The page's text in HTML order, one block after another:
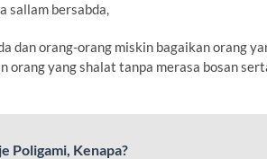
sallam bersabda,
dan orang-orang miskin bagaikan orang
orang yang shalat tanpa merasa bosan
Poligami, Kenapa?